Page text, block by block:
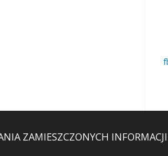
ZAMIESZCZONYCH